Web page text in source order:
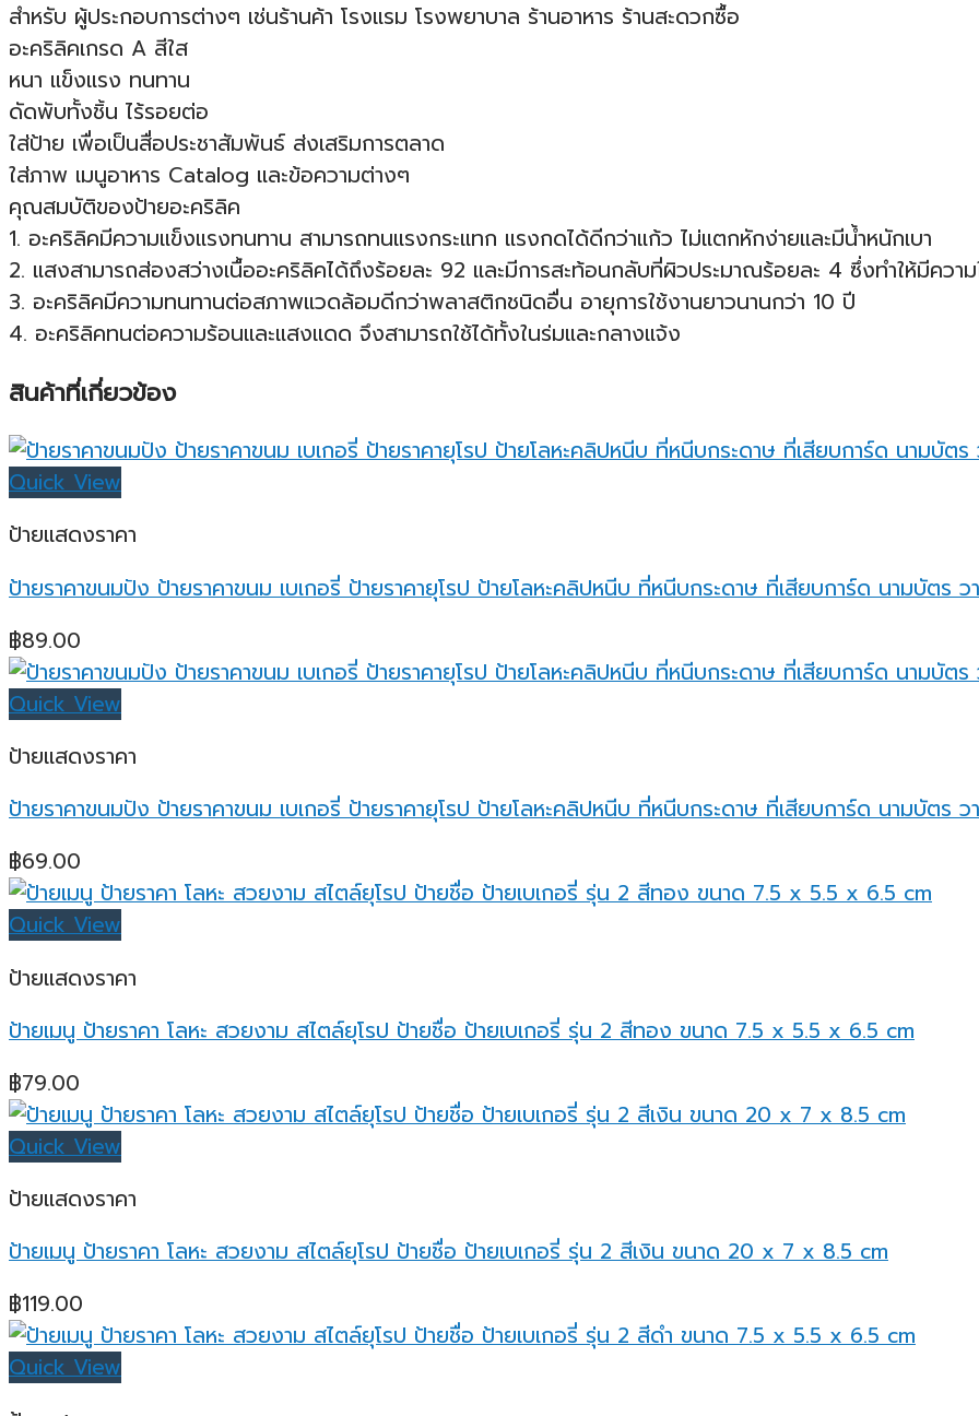
สำหรับ ผู้ประกอบการต่างๆ เช่นร้านค้า โรงแรม โรงพยาบาล ร้านอาหาร ร้านสะดวกซื้อ
อะคริลิคเกรด A สีใส
หนา แข็งแรง ทนทาน
ดัดพับทั้งชิ้น ไร้รอยต่อ
ใส่ป้าย เพื่อเป็นสื่อประชาสัมพันธ์ ส่งเสริมการตลาด
ใส่ภาพ เมนูอาหาร Catalog และข้อความต่างๆ
คุณสมบัติของป้ายอะคริลิค
1. อะคริลิคมีความแข็งแรงทนทาน สามารถทนแรงกระแทก แรงกดได้ดีกว่าแก้ว ไม่แตกหักง่ายและมีน้ำหนักเบา
2. แสงสามารถส่องสว่างเนื้ออะคริลิคได้ถึงร้อยละ 92 และมีการสะท้อนกลับที่ผิวประมาณร้อยละ 4 ซึ่งทำให้มีควา
3. อะคริลิคมีความทนทานต่อสภาพแวดล้อมดีกว่าพลาสติกชนิดอื่น อายุการใช้งานยาวนานกว่า 10 ปี
4. อะคริลิคทนต่อความร้อนและแสงแดด จึงสามารถใช้ได้ทั้งในร่มและกลางแจ้ง
สินค้าที่เกี่ยวข้อง
Quick View
ป้ายแสดงราคา
ป้ายราคาขนมปัง ป้ายราคาขนม เบเกอรี่ ป้ายราคายุโรป ป้ายโลหะคลิปหนีบ ที่หนีบกระดาษ ที่เสียบการ์ด นามบัตร
฿89.00
Quick View
ป้ายแสดงราคา
ป้ายราคาขนมปัง ป้ายราคาขนม เบเกอรี่ ป้ายราคายุโรป ป้ายโลหะคลิปหนีบ ที่หนีบกระดาษ ที่เสียบการ์ด นามบัตร
฿69.00
Quick View
ป้ายแสดงราคา
ป้ายเมนู ป้ายราคา โลหะ สวยงาม สไตล์ยุโรป ป้ายชื่อ ป้ายเบเกอรี่ รุ่น 2 สีทอง ขนาด 7.5 x 5.5 x 6.5 cm
฿79.00
Quick View
ป้ายแสดงราคา
ป้ายเมนู ป้ายราคา โลหะ สวยงาม สไตล์ยุโรป ป้ายชื่อ ป้ายเบเกอรี่ รุ่น 2 สีเงิน ขนาด 20 x 7 x 8.5 cm
฿119.00
Quick View